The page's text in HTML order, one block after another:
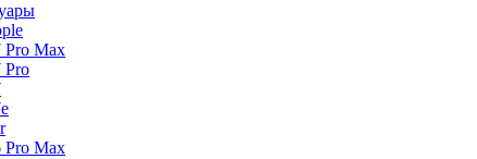
Pro Max
Pro
Pro Max